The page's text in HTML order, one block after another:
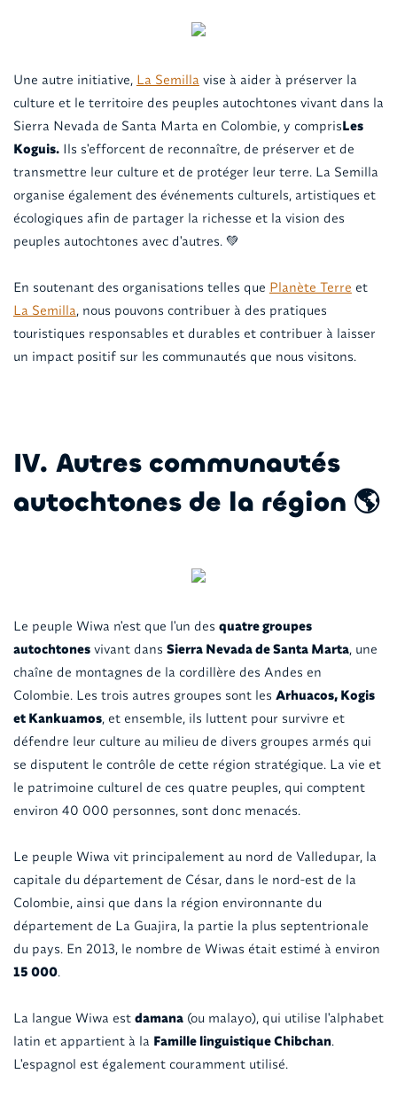
Une autre initiative, La Semilla vise à aider à préserver la
culture et le territoire des peuples autochtones vivant dans la
Sierra Nevada de Santa Marta en Colombie, y comprisLes
Koguis.Ils s'efforcent de reconnaître, de préserver et de
transmettre leur culture et de protéger leur terre. La Semilla
organise également des événements culturels, artistiques et
écologiques afin de partager la richesse et la vision des
peuples autochtones avec d'autres. 💚
En soutenant des organisations telles que Planète Terre et
La Semilla, nous pouvons contribuer à des pratiques
touristiques responsables et durables et contribuer à laisser
un impact positif sur les communautés que nous visitons.
IV. Autres communautés
autochtones de la région 🌎
Le peuple Wiwa n'est que l'un des quatre groupes
autochtonesvivant dans Sierra Nevada de Santa Marta, une
chaîne de montagnes de la cordillère des Andes en
Colombie. Les trois autres groupes sont les Arhuacos, Kogis
et Kankuamos, et ensemble, ils luttent pour survivre et
défendre leur culture au milieu de divers groupes armés qui
se disputent le contrôle de cette région stratégique. La vie et
le patrimoine culturel de ces quatre peuples, qui comptent
environ 40 000 personnes, sont donc menacés.
Le peuple Wiwa vit principalement au nord de Valledupar, la
capitale du département de César, dans le nord-est de la
Colombie, ainsi que dans la région environnante du
département de La Guajira, la partie la plus septentrionale
du pays. En 2013, le nombre de Wiwas était estimé à environ
15 000.
La langue Wiwa est damana(ou malayo), qui utilise l'alphabet
latin et appartient à la Famille linguistique Chibchan.
L'espagnol est également couramment utilisé.